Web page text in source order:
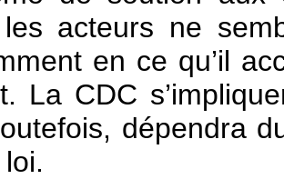
acteurs ne
en ce qu’il
La CDC
dépendra